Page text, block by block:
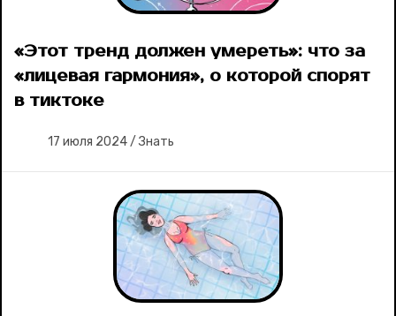
«Этот тренд должен умереть»: что за
«лицевая гармония», о которой спорят
в тиктоке
17 июля 2024/ Знать